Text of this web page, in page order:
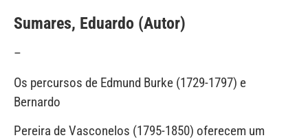
Sumares, Eduardo (Autor)
–
Os percursos de Edmund Burke (1729-1797) e
Bernardo
Pereira de Vasconelos (1795-1850) oferecem um